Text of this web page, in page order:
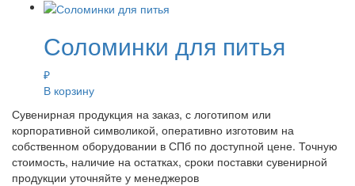
Соломинки для питья
₽
В корзину
Сувенирная продукция на заказ, с логотипом или
корпоративной символикой, оперативно изготовим на
собственном оборудовании в СПб по доступной цене. Точную
стоимость, наличие на остатках, сроки поставки сувенирной
продукции уточняйте у менеджеров